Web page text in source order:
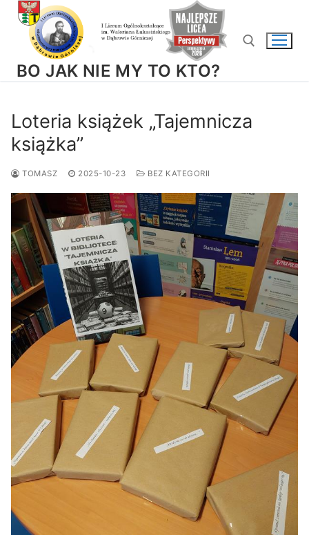
Przejdź
BO JAK NIE MY TO KTO?
Loteria książek „Tajemnicza
książka”
TOMASZ 2025-10-23 BEZ KATEGORII